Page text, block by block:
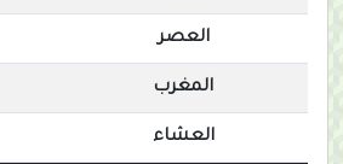
العصر
المغرب
العشاء